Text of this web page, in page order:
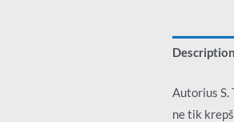
Description
Autorius S.
ne tik